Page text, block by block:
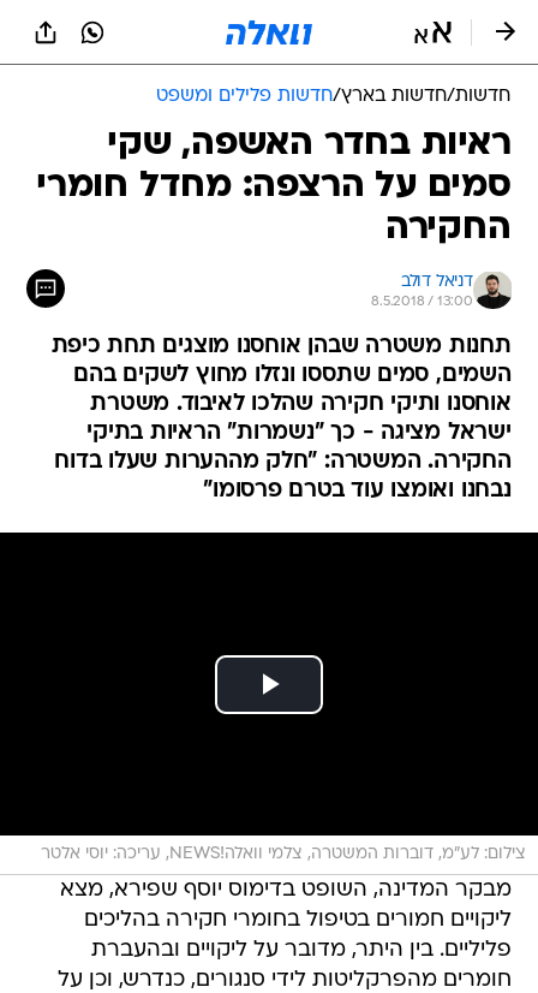
חדשות/חדשות בארץ/חדשות פלילים ומשפט
ראיות בחדר האשפה, שקי
סמים על הרצפה: מחדל חומרי
החקירה
דניאל דולב
8.5.2018 / 13:00
תחנות משטרה שבהן אוחסנו מוצגים תחת כיפת
השמים, סמים שתססו ונזלו מחוץ לשקים בהם
אוחסנו ותיקי חקירה שהלכו לאיבוד. משטרת
ישראל מציגה - כך "נשמרות" הראיות בתיקי
החקירה. המשטרה: "חלק מההערות שעלו בדוח
נבחנו ואומצו עוד בטרם פרסומו"
צילום: לע"מ, דוברות המשטרה, צלמי וואלה!NEWS, עריכה: יוסי אלטר
מבקר המדינה, השופט בדימוס יוסף שפירא, מצא
ליקויים חמורים בטיפול בחומרי חקירה בהליכים
פליליים. בין היתר, מדובר על ליקויים ובהעברת
חומרים מהפרקליטות לידי סנגורים, כנדרש, וכן על